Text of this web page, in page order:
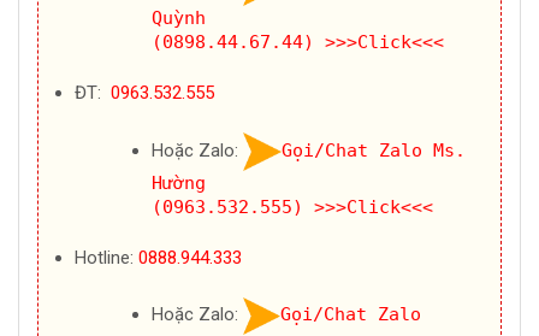
Quỳnh
(0898.44.67.44)
>>>Click<<<
ĐT: 0963.532.555
Hoặc Zalo:
Gọi/Chat Zalo Ms.
Hường
(0963.532.555)
>>>Click<<<
Hotline: 0888.944.333
Hoặc Zalo:
Gọi/Chat Zalo